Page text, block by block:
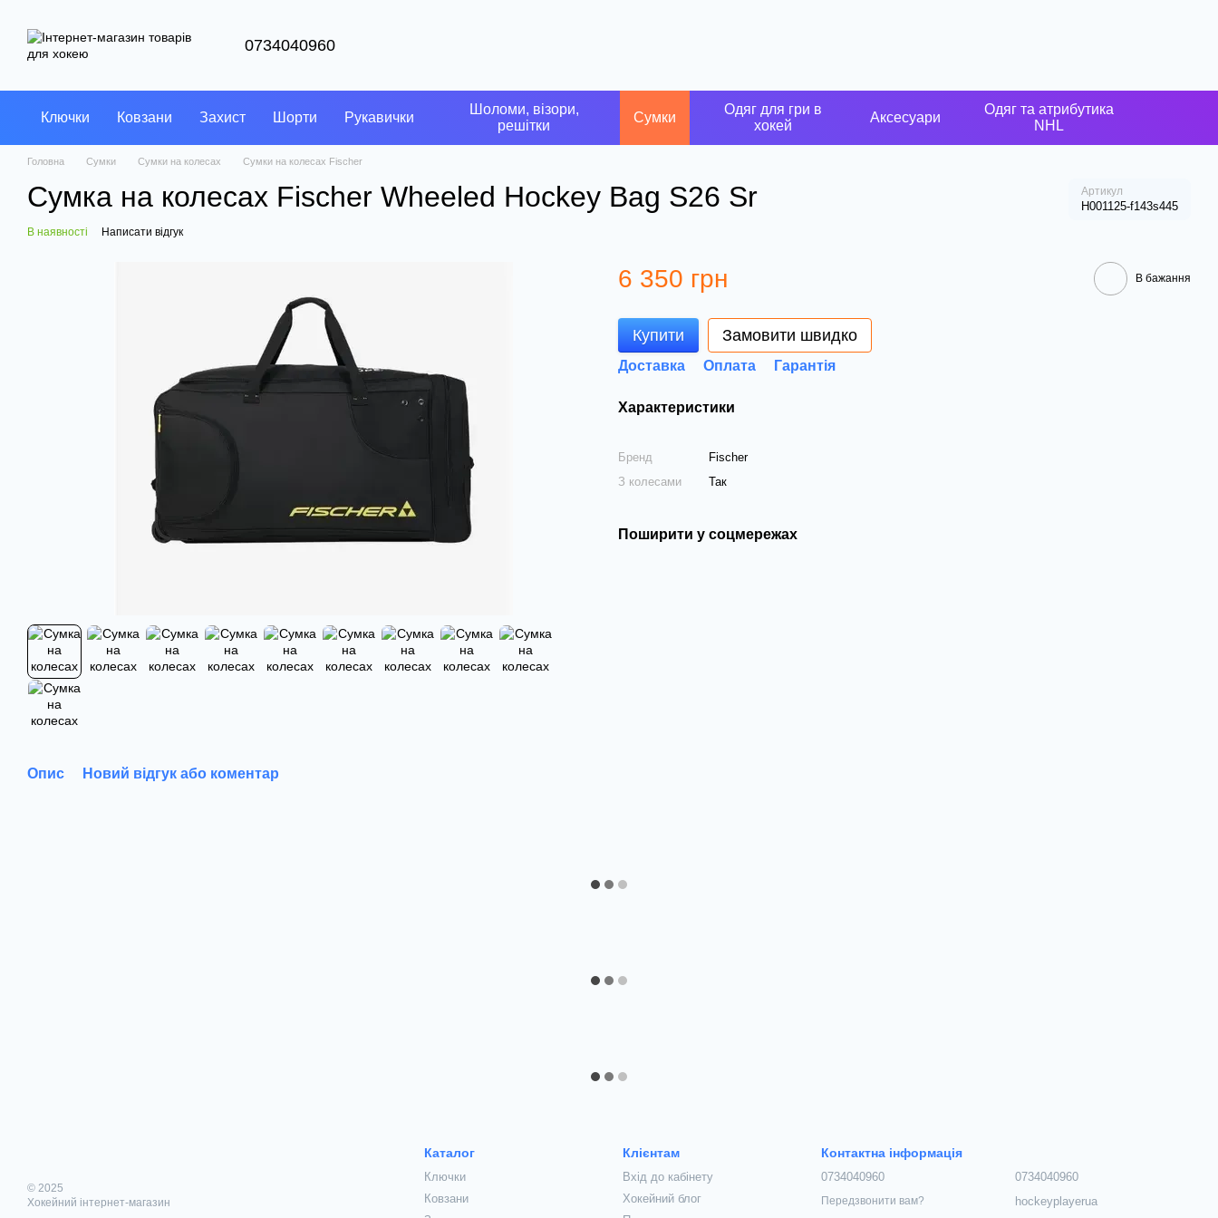
0734040960
Ключки Ковзани Захист Шорти Рукавички
Шоломи, візори,
решітки
Сумки
Одяг для гри в
хокей
Аксесуари
Одяг та атрибутика
NHL
Головна Сумки Сумки на колесах Сумки на колесах Fischer
Сумка на колесах Fischer Wheeled Hockey Bag S26 Sr Артикул
H001125-f143s445
В наявності Написати відгук
Опис Новий відгук або коментар
6 350 грн В бажання
Купити Замовити швидко
Доставка Оплата Гарантія
Характеристики
Бренд
Fischer
З колесами
Так
Поширити у соцмережах
© 2025
Хокейний інтернет-магазин
Каталог
Ключки
Ковзани
Клієнтам
Вхід до кабінету
Хокейний блог
Контактна інформація
0734040960
Передзвонити вам?
0734040960
hockeyplayerua